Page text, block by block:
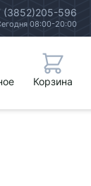
(3852)205-596
08:00-20:00
Корзина